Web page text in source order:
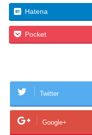
Hatena
Pocket
Twitter
Google+